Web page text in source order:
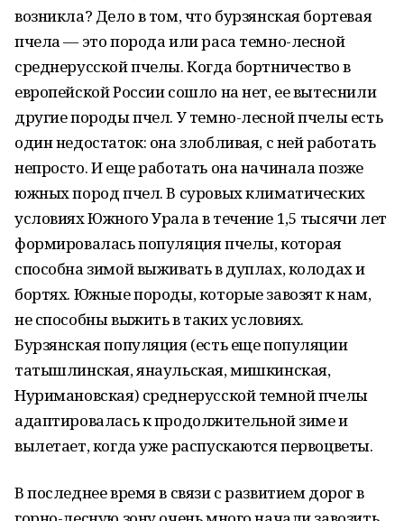
возникла? Дело в том, что бурзянская бортевая
пчела — это порода или раса темно-лесной
среднерусской пчелы. Когда бортничество в
европейской России сошло на нет, ее вытеснили
другие породы пчел. У темно-лесной пчелы есть
один недостаток: она злобливая, с ней работать
непросто. И еще работать она начинала позже
южных пород пчел. В суровых климатических
условиях Южного Урала в течение 1,5 тысячи лет
формировалась популяция пчелы, которая
способна зимой выживать в дуплах, колодах и
бортях. Южные породы, которые завозят к нам,
не способны выжить в таких условиях.
Бурзянская популяция (есть еще популяции
татышлинская, янаульская, мишкинская,
Нуримановская) среднерусской темной пчелы
адаптировалась к продолжительной зиме и
вылетает, когда уже распускаются первоцветы.
В последнее время в связи с развитием дорог в